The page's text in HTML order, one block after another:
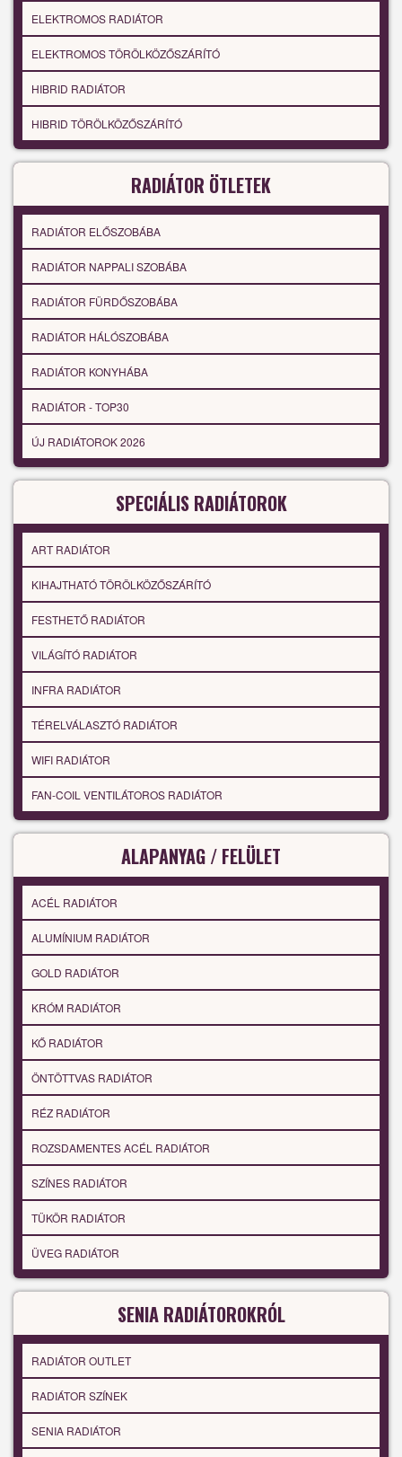
ELEKTROMOS RADIÁTOR
ELEKTROMOS TÖRÖLKÖZŐSZÁRÍTÓ
HIBRID RADIÁTOR
HIBRID TÖRÖLKÖZŐSZÁRÍTÓ
RADIÁTOR ÖTLETEK
RADIÁTOR ELŐSZOBÁBA
RADIÁTOR NAPPALI SZOBÁBA
RADIÁTOR FÜRDŐSZOBÁBA
RADIÁTOR HÁLÓSZOBÁBA
RADIÁTOR KONYHÁBA
RADIÁTOR - TOP30
ÚJ RADIÁTOROK 2026
SPECIÁLIS RADIÁTOROK
ART RADIÁTOR
KIHAJTHATÓ TÖRÖLKÖZŐSZÁRÍTÓ
FESTHETŐ RADIÁTOR
VILÁGÍTÓ RADIÁTOR
INFRA RADIÁTOR
TÉRELVÁLASZTÓ RADIÁTOR
WIFI RADIÁTOR
FAN-COIL VENTILÁTOROS RADIÁTOR
ALAPANYAG / FELÜLET
ACÉL RADIÁTOR
ALUMÍNIUM RADIÁTOR
GOLD RADIÁTOR
KRÓM RADIÁTOR
KŐ RADIÁTOR
ÖNTÖTTVAS RADIÁTOR
RÉZ RADIÁTOR
ROZSDAMENTES ACÉL RADIÁTOR
SZÍNES RADIÁTOR
TÜKÖR RADIÁTOR
ÜVEG RADIÁTOR
SENIA RADIÁTOROKRÓL
RADIÁTOR OUTLET
RADIÁTOR SZÍNEK
SENIA RADIÁTOR